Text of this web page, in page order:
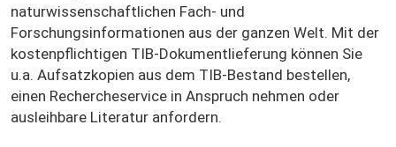
naturwissenschaftlichen Fach- und
Forschungsinformationen aus der ganzen Welt. Mit der
kostenpflichtigen TIB-Dokumentlieferung können Sie
u.a. Aufsatzkopien aus dem TIB-Bestand bestellen,
einen Rechercheservice in Anspruch nehmen oder
ausleihbare Literatur anfordern.